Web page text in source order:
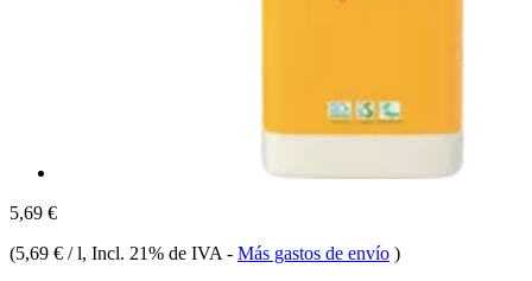
5,69 €
(5,69 € / l, Incl. 21% de IVA - Más gastos de envío )